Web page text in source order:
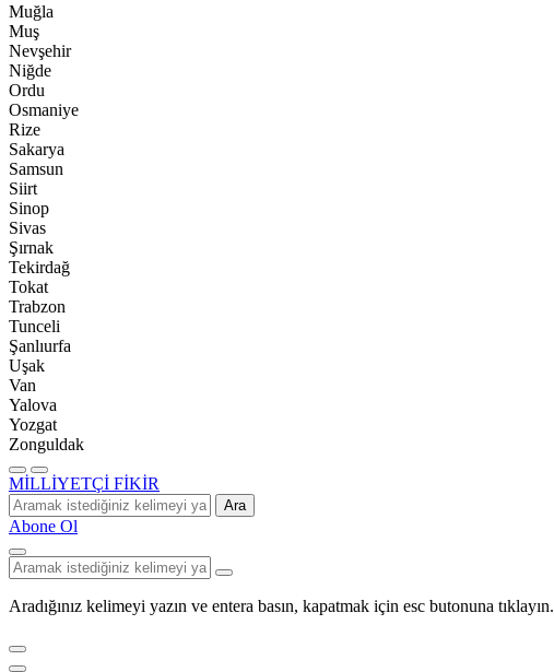
Muğla
Muş
Nevşehir
Niğde
Ordu
Osmaniye
Rize
Sakarya
Samsun
Siirt
Sinop
Sivas
Şırnak
Tekirdağ
Tokat
Trabzon
Tunceli
Şanlıurfa
Uşak
Van
Yalova
Yozgat
Zonguldak
MİLLİYETÇİ FİKİR
Ara
Abone Ol
Aradığınız kelimeyi yazın ve entera basın, kapatmak için esc butonuna tıklayın.